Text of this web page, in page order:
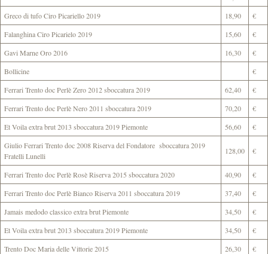
Greco di tufo Ciro Picariello 2019
18,90
€
Falanghina Ciro Picarielo 2019
15,60
€
Gavi Marne Oro 2016
16,30
€
Bollicine
€
Ferrari Trento doc Perlè Zero 2012 sboccatura 2019
62,40
€
Ferrari Trento doc Perlè Nero 2011 sboccatura 2019
70,20
€
Et Voila extra brut 2013 sboccatura 2019 Piemonte
56,60
€
Giulio Ferrari Trento doc 2008 Riserva del Fondatore sboccatura 2019
Fratelli Lunelli
128,00 €
Ferrari Trento doc Perlè Rosè Riserva 2015 sboccatura 2020 40,90
€
Ferrari Trento doc Perlè Bianco Riserva 2011 sboccatura 2019
37,40
€
Jamais medodo classico extra brut Piemonte
34,50
€
Et Voila extra brut 2013 sboccatura 2019 Piemonte
34,50
€
Trento Doc Maria delle Vittorie 2015
26,30
€